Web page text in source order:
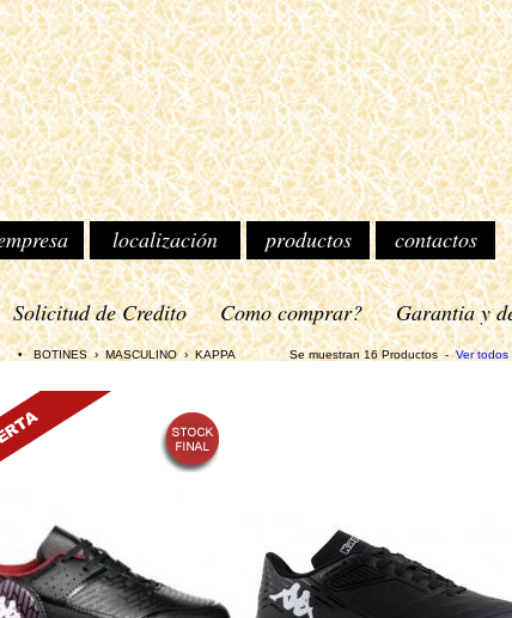
localización productos contactos
Solicitud de Credito Como comprar? Garantia y
› MASCULINO › KAPPA Se muestran 16 Productos -Ver todos